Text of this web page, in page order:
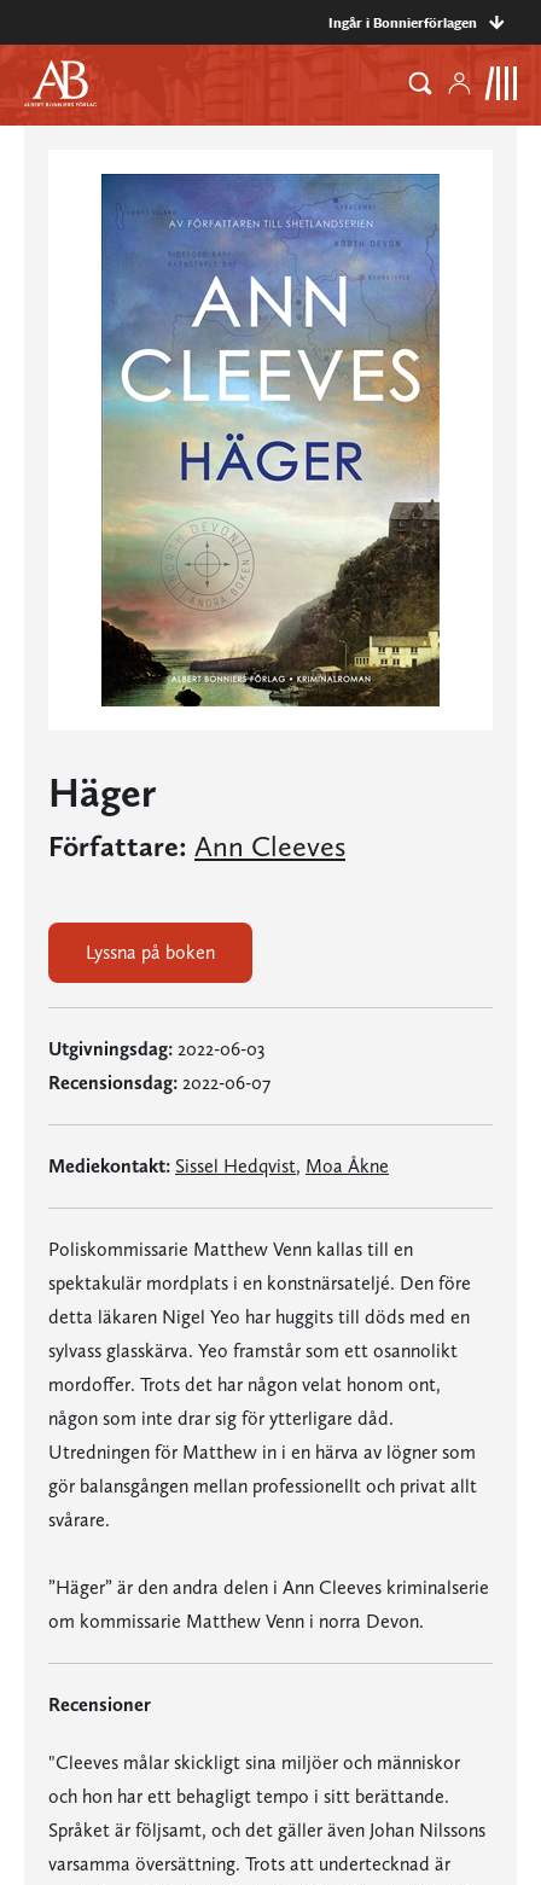
Ingår i Bonnierförlagen
Häger
Författare: Ann Cleeves
Lyssna på boken
Utgivningsdag: 2022-06-03
Recensionsdag: 2022-06-07
Mediekontakt: Sissel Hedqvist, Moa Åkne
Poliskommissarie Matthew Venn kallas till en
spektakulär mordplats i en konstnärsateljé. Den före
detta läkaren Nigel Yeo har huggits till döds med en
sylvass glasskärva. Yeo framstår som ett osannolikt
mordoffer. Trots det har någon velat honom ont,
någon som inte drar sig för ytterligare dåd.
Utredningen för Matthew in i en härva av lögner som
gör balansgången mellan professionellt och privat allt
svårare.
”Häger” är den andra delen i Ann Cleeves kriminalserie
om kommissarie Matthew Venn i norra Devon.
Recensioner
"Cleeves målar skickligt sina miljöer och människor
och hon har ett behagligt tempo i sitt berättande.
Språket är följsamt, och det gäller även Johan Nilssons
varsamma översättning. Trots att undertecknad är